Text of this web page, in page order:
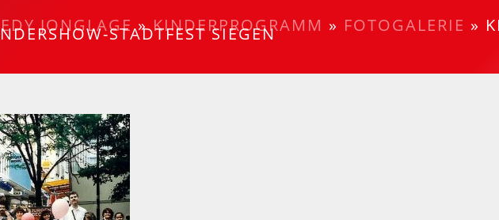
JONGLAGE»KINDERPROGRAMM » FOTOGALERIE »
STADTFEST SIEGEN